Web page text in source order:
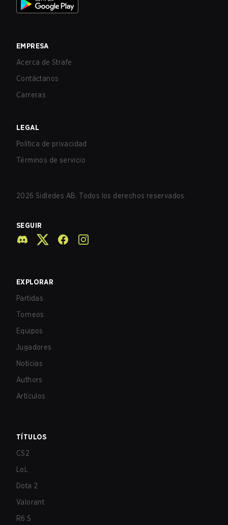
EMPRESA
Acerca de Strafe
Contáctanos
Carreras
LEGAL
Política de privacidad
Términos de servicio
2026 Sidledes AB. Todos los derechos reservados.
SEGUIR
EXPLORAR
Partidas
Torneos
Equipos
Jugadores
Noticias
Authors
Artículos
TÍTULOS
CS2
LoL
Dota 2
Valorant
R6:S